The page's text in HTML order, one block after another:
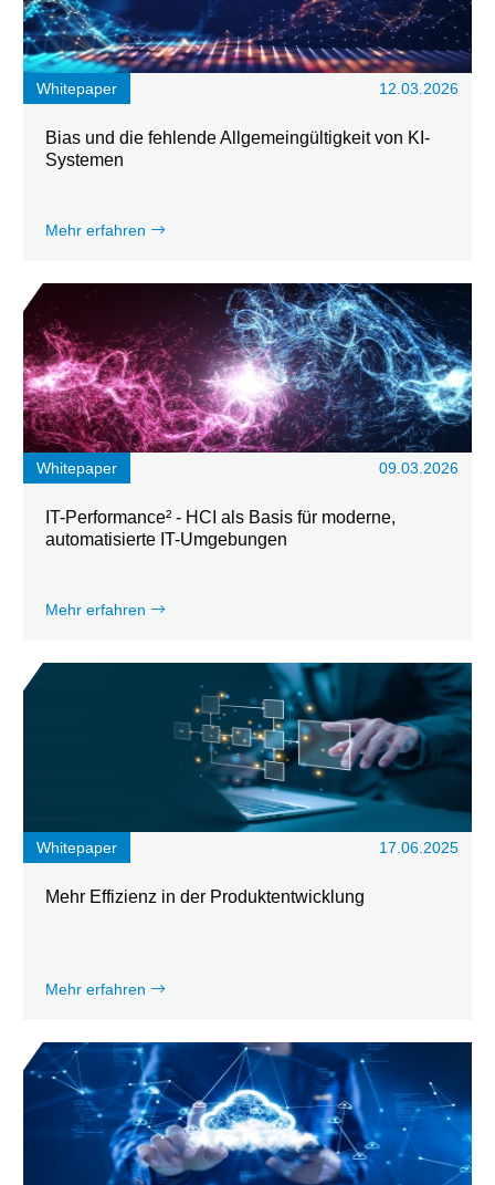
Whitepaper 12.03.2026
Bias und die fehlende Allgemeingültigkeit von KI-
Systemen
Mehr erfahren
Whitepaper 09.03.2026
IT-Performance² - HCI als Basis für moderne,
automatisierte IT-Umgebungen
Mehr erfahren
Whitepaper 17.06.2025
Mehr Effizienz in der Produktentwicklung
Mehr erfahren